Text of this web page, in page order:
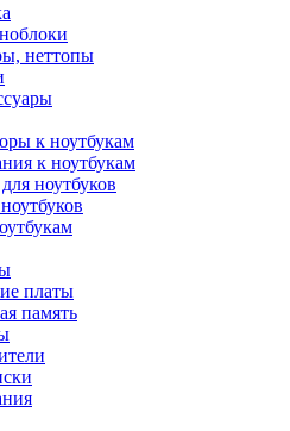
неттопы
к ноутбукам
к ноутбукам
ноутбуков
платы
память